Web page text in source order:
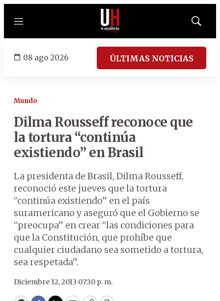
Menú
Mostrar
08 ago 2026 ÚLTIMAS NOTICIAS
Mundo
Dilma Rousseff reconoce que
la tortura “continúa
existiendo” en Brasil
La presidenta de Brasil, Dilma Rousseff,
reconoció este jueves que la tortura
“continúa existiendo” en el país
suramericano y aseguró que el Gobierno se
“preocupa” en crear “las condiciones para
que la Constitución, que prohíbe que
cualquier ciudadano sea sometido a tortura,
sea respetada”.
Diciembre 12, 2013 07:30 p. m.